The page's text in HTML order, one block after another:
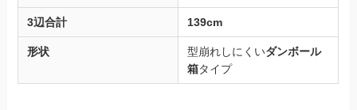
3辺合計 139cm
形状 型崩れしにくいダンボール
箱タイプ